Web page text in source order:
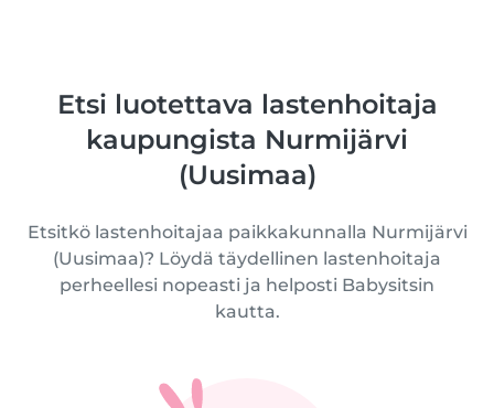
Etsi luotettava lastenhoitaja
kaupungista Nurmijärvi
(Uusimaa)
Etsitkö lastenhoitajaa paikkakunnalla Nurmijärvi
(Uusimaa)? Löydä täydellinen lastenhoitaja
perheellesi nopeasti ja helposti Babysitsin
kautta.